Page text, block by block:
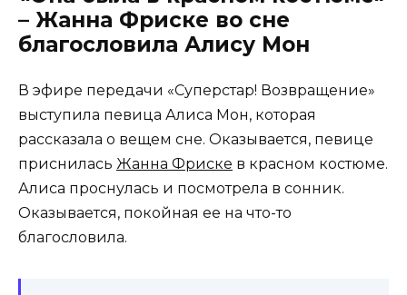
– Жанна Фриске во сне
благословила Алису Мон
В эфире передачи «Суперстар! Возвращение»
выступила певица Алиса Мон, которая
рассказала о вещем сне. Оказывается, певице
приснилась Жанна Фриске в красном костюме.
Алиса проснулась и посмотрела в сонник.
Оказывается, покойная ее на что-то
благословила.